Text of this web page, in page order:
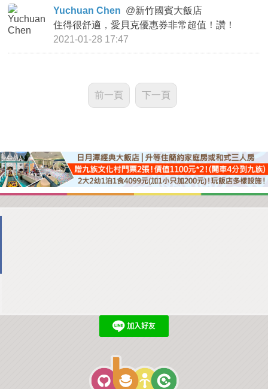
APP下載
Yuchuan Chen @新竹國賓大飯店
住得很舒適，愛貝克優惠券非常超值！讚！
2021-01-28 17:47
前一頁 下一頁